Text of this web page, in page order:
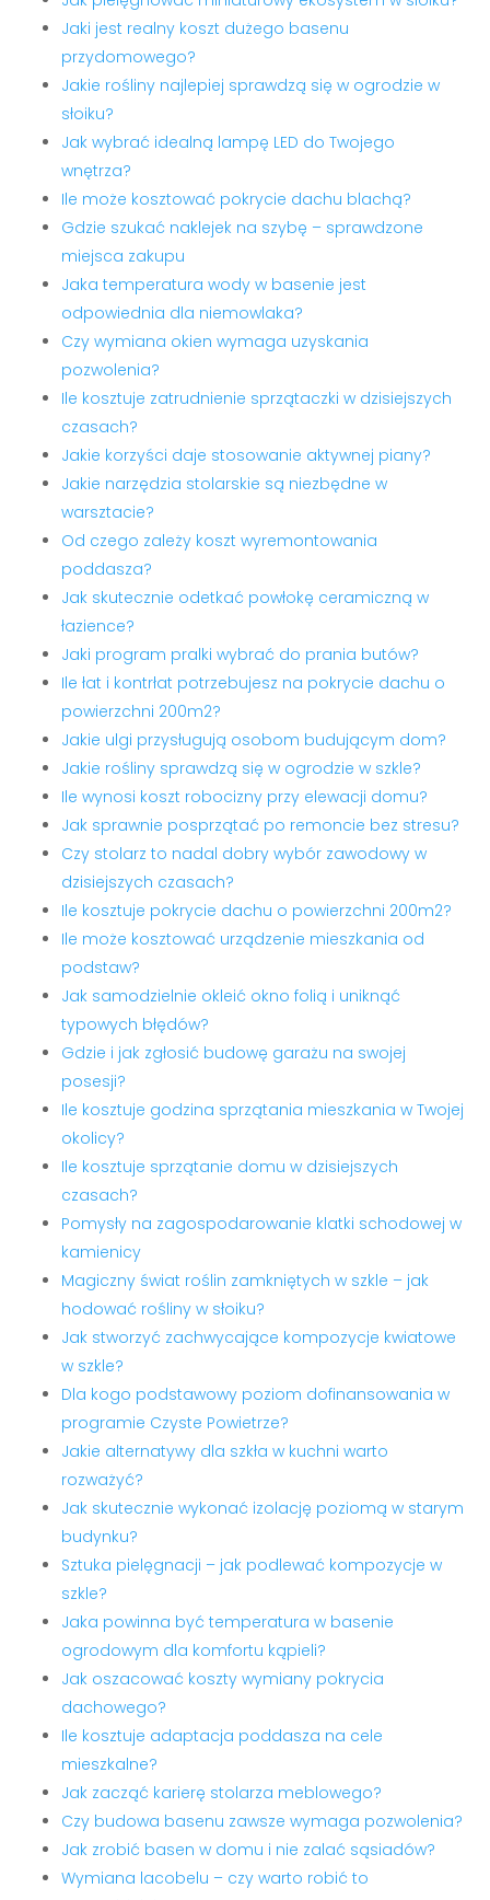
Jaki jest realny koszt dużego basenu
przydomowego?
Jakie rośliny najlepiej sprawdzą się w ogrodzie w
słoiku?
Jak wybrać idealną lampę LED do Twojego
wnętrza?
Ile może kosztować pokrycie dachu blachą?
Gdzie szukać naklejek na szybę – sprawdzone
miejsca zakupu
Jaka temperatura wody w basenie jest
odpowiednia dla niemowlaka?
Czy wymiana okien wymaga uzyskania
pozwolenia?
Ile kosztuje zatrudnienie sprzątaczki w dzisiejszych
czasach?
Jakie korzyści daje stosowanie aktywnej piany?
Jakie narzędzia stolarskie są niezbędne w
warsztacie?
Od czego zależy koszt wyremontowania
poddasza?
Jak skutecznie odetkać powłokę ceramiczną w
łazience?
Jaki program pralki wybrać do prania butów?
Ile łat i kontrłat potrzebujesz na pokrycie dachu o
powierzchni 200m2?
Jakie ulgi przysługują osobom budującym dom?
Jakie rośliny sprawdzą się w ogrodzie w szkle?
Ile wynosi koszt robocizny przy elewacji domu?
Jak sprawnie posprzątać po remoncie bez stresu?
Czy stolarz to nadal dobry wybór zawodowy w
dzisiejszych czasach?
Ile kosztuje pokrycie dachu o powierzchni 200m2?
Ile może kosztować urządzenie mieszkania od
podstaw?
Jak samodzielnie okleić okno folią i uniknąć
typowych błędów?
Gdzie i jak zgłosić budowę garażu na swojej
posesji?
Ile kosztuje godzina sprzątania mieszkania w Twojej
okolicy?
Ile kosztuje sprzątanie domu w dzisiejszych
czasach?
Pomysły na zagospodarowanie klatki schodowej w
kamienicy
Magiczny świat roślin zamkniętych w szkle – jak
hodować rośliny w słoiku?
Jak stworzyć zachwycające kompozycje kwiatowe
w szkle?
Dla kogo podstawowy poziom dofinansowania w
programie Czyste Powietrze?
Jakie alternatywy dla szkła w kuchni warto
rozważyć?
Jak skutecznie wykonać izolację poziomą w starym
budynku?
Sztuka pielęgnacji – jak podlewać kompozycje w
szkle?
Jaka powinna być temperatura w basenie
ogrodowym dla komfortu kąpieli?
Jak oszacować koszty wymiany pokrycia
dachowego?
Ile kosztuje adaptacja poddasza na cele
mieszkalne?
Jak zacząć karierę stolarza meblowego?
Czy budowa basenu zawsze wymaga pozwolenia?
Jak zrobić basen w domu i nie zalać sąsiadów?
Wymiana lacobelu – czy warto robić to